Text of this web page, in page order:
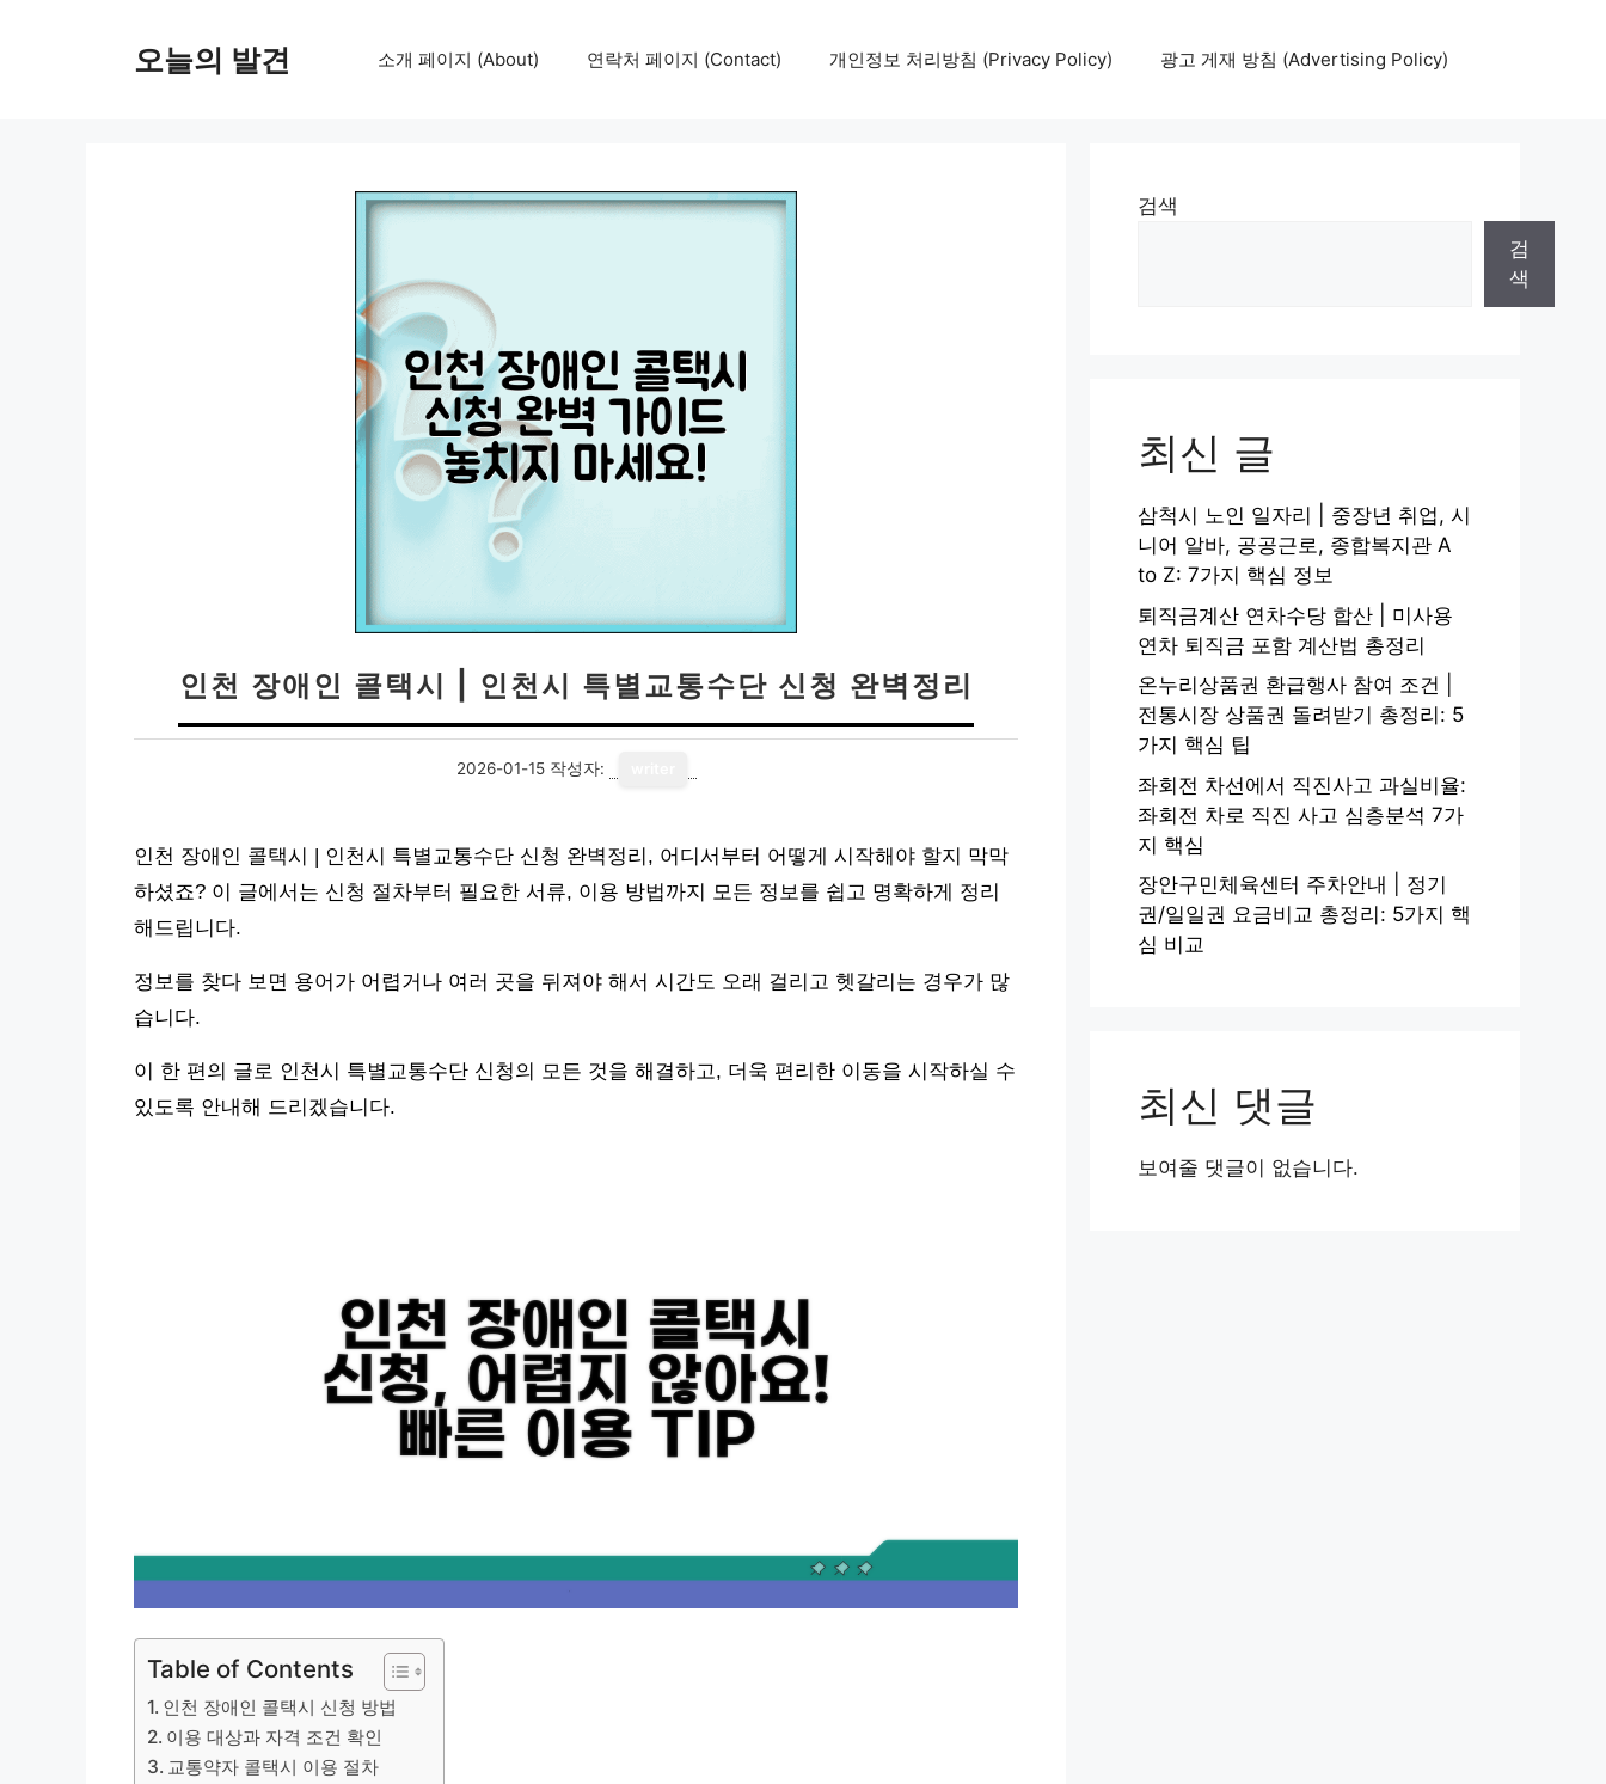
오늘의 발견 소개 페이지 (About) 연락처 페이지 (Contact) 개인정보 처리방침 (Privacy Policy) 광고 게재 방침 (Advertising Policy)
인천 장애인 콜택시 | 인천시 특별교통수단 신청 완벽정리
2026-01-15 작성자:
인천 장애인 콜택시 | 인천시 특별교통수단 신청 완벽정리, 어디서부터 어떻게 시작해야 할지 막막
하셨죠? 이 글에서는 신청 절차부터 필요한 서류, 이용 방법까지 모든 정보를 쉽고 명확하게 정리
해드립니다.
정보를 찾다 보면 용어가 어렵거나 여러 곳을 뒤져야 해서 시간도 오래 걸리고 헷갈리는 경우가 많
습니다.
이 한 편의 글로 인천시 특별교통수단 신청의 모든 것을 해결하고, 더욱 편리한 이동을 시작하실 수
있도록 안내해 드리겠습니다.
Table of Contents
인천 장애인 콜택시 신청 방법
이용 대상과 자격 조건 확인
교통약자 콜택시 이용 절차
검색
검
색
최신 글
삼척시 노인 일자리 | 중장년 취업, 시
니어 알바, 공공근로, 종합복지관 A
to Z: 7가지 핵심 정보
퇴직금계산 연차수당 합산 | 미사용
연차 퇴직금 포함 계산법 총정리
온누리상품권 환급행사 참여 조건 |
전통시장 상품권 돌려받기 총정리: 5
가지 핵심 팁
좌회전 차선에서 직진사고 과실비율:
좌회전 차로 직진 사고 심층분석 7가
지 핵심
장안구민체육센터 주차안내 | 정기
권/일일권 요금비교 총정리: 5가지 핵
심 비교
최신 댓글
보여줄 댓글이 없습니다.